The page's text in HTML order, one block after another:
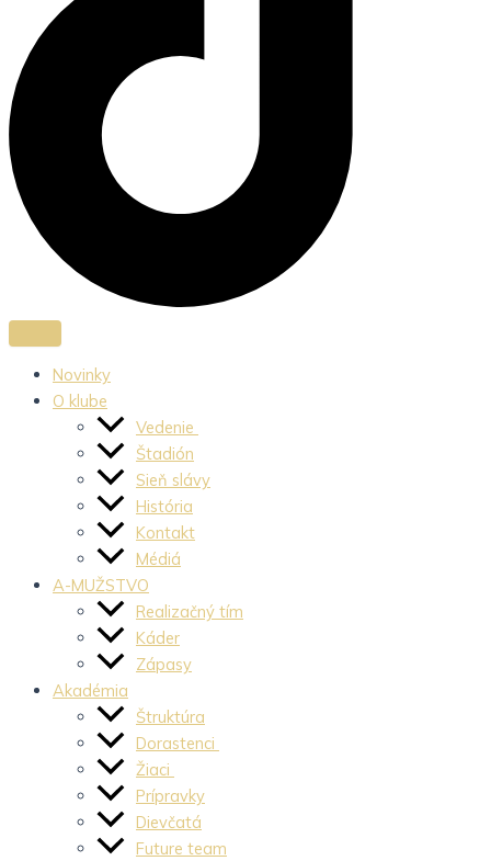
Novinky
O klube
Vedenie
Štadión
Sieň slávy
História
Kontakt
Médiá
A-MUŽSTVO
Realizačný tím
Káder
Zápasy
Akadémia
Štruktúra
Dorastenci
Žiaci
Prípravky
Dievčatá
Future team